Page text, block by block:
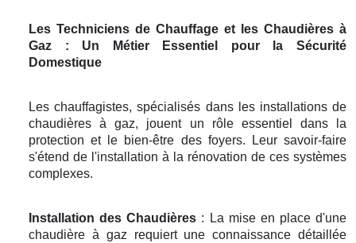
Les Techniciens de Chauffage et les Chaudières à
Gaz : Un Métier Essentiel pour la Sécurité
Domestique
Les chauffagistes, spécialisés dans les installations de
chaudières à gaz, jouent un rôle essentiel dans la
protection et le bien-être des foyers. Leur savoir-faire
s'étend de l'installation à la rénovation de ces systèmes
complexes.
Installation des Chaudières : La mise en place d'une
chaudière à gaz requiert une connaissance détaillée